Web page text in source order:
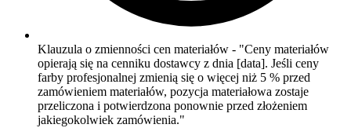
Klauzula o zmienności cen materiałów - "Ceny materiałów
opierają się na cenniku dostawcy z dnia [data]. Jeśli ceny
farby profesjonalnej zmienią się o więcej niż 5 % przed
zamówieniem materiałów, pozycja materiałowa zostaje
przeliczona i potwierdzona ponownie przed złożeniem
jakiegokolwiek zamówienia."